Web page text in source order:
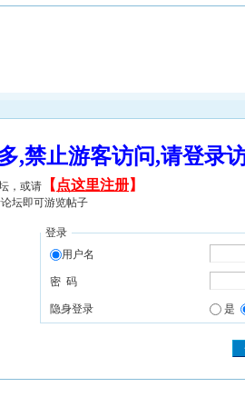
多,禁止游客访问,请登
，或请 【 点这里注册】
坛即可游览帖子
登录
用户名
密 码
隐身登录 是